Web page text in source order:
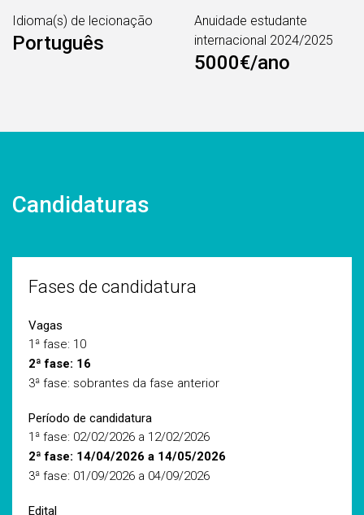
Idioma(s) de lecionação
Português
Anuidade estudante
internacional 2024/2025
5000€/ano
Candidaturas
Fases de candidatura
Vagas
1ª fase: 10
2ª fase: 16
3ª fase: sobrantes da fase anterior
Período de candidatura
1ª fase: 02/02/2026 a 12/02/2026
2ª fase: 14/04/2026 a 14/05/2026
3ª fase: 01/09/2026 a 04/09/2026
Edital